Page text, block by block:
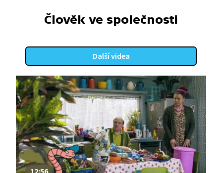
Člověk ve společnosti
Další videa
12:56